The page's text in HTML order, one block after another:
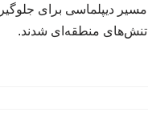
مسیر دیپلماسی برای
تنش‌های منطقه‌ای شدند.